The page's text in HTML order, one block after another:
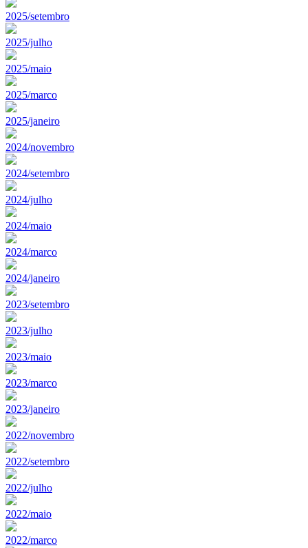
2025/setembro
2025/julho
2025/maio
2025/marco
2025/janeiro
2024/novembro
2024/setembro
2024/julho
2024/maio
2024/marco
2024/janeiro
2023/setembro
2023/julho
2023/maio
2023/marco
2023/janeiro
2022/novembro
2022/setembro
2022/julho
2022/maio
2022/marco